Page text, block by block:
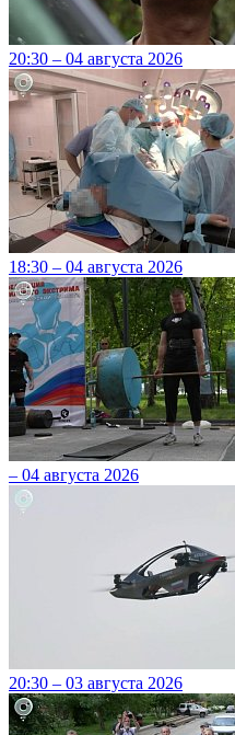
20:30 – 04 августа 2026
18:30 – 04 августа 2026
– 04 августа 2026
20:30 – 03 августа 2026